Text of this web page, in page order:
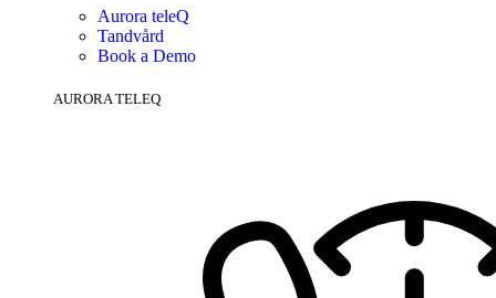
Aurora teleQ
Tandvård
Book a Demo
AURORA TELEQ